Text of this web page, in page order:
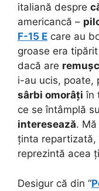
italiană despre
americancă –
F-15 E care au
groase era
dacă are
i-au ucis, poate,
sârbi omorâți în
ce se întâmplă
interesează.
ținta repartizată,
reprezintă acea
Desigur că din “